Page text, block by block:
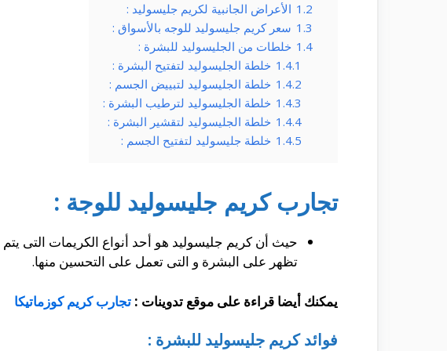
1.2 الأعراض الجانبية لكريم جليسوليد :
1.3 سعر كريم جليسوليد للوجه بالأسواق :
1.4 خلطات من الجليسوليد للبشرة :
1.4.1 خلطة الجليسوليد لتفتيح البشرة :
1.4.2 خلطة الجليسوليد لتبييض الجسم :
1.4.3 خلطة الجليسوليد لترطيب البشرة :
1.4.4 خلطة الجليسوليد لتقشير البشرة :
1.4.5 خلطة جليسوليد لتفتيح الجسم :
تجارب كريم جليسوليد للوجة :
حيث أن كريم جليسوليد هو أحد أنواع الكريمات التى
تظهر على البشرة و التى تعمل على التحسين منها.
يمكنك أيضا قراءة على موقع تدوينات : تجارب كريم كوزماتيكا
فوائد كريم جليسوليد للبشرة :